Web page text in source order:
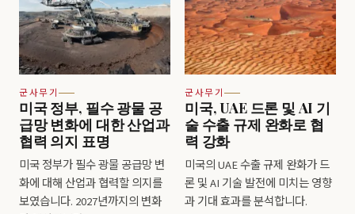
군사무기
미국 정부, 필수 광물 공
급망 변화에 대한 산업과
협력 의지 표명
미국 정부가 필수 광물 공급망 변
화에 대해 산업과 협력할 의지를
보였습니다. 2027년까지의 변화
군사무기
미국, UAE 드론 및 AI 기
술 수출 규제 완화로 협
력 강화
미국의 UAE 수출 규제 완화가 드
론 및 AI 기술 발전에 미치는 영향
과 기대 효과를 분석합니다.